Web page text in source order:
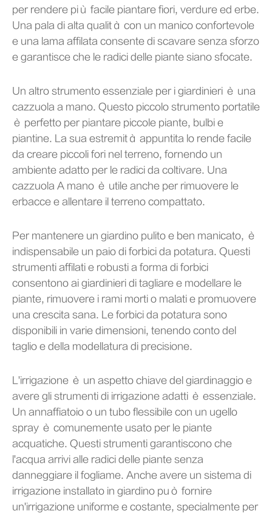
per rendere più facile piantare fiori, verdure ed erbe.
Una pala di alta qualità con un manico confortevole
e una lama affilata consente di scavare senza sforzo
e garantisce che le radici delle piante siano sfocate.
Un altro strumento essenziale per i giardinieri è una
cazzuola a mano. Questo piccolo strumento portatile
è perfetto per piantare piccole piante, bulbi e
piantine. La sua estremità appuntita lo rende facile
da creare piccoli fori nel terreno, fornendo un
ambiente adatto per le radici da coltivare. Una
cazzuola A mano è utile anche per rimuovere le
erbacce e allentare il terreno compattato.
Per mantenere un giardino pulito e ben manicato, è
indispensabile un paio di forbici da potatura. Questi
strumenti affilati e robusti a forma di forbici
consentono ai giardinieri di tagliare e modellare le
piante, rimuovere i rami morti o malati e promuovere
una crescita sana. Le forbici da potatura sono
disponibili in varie dimensioni, tenendo conto del
taglio e della modellatura di precisione.
L'irrigazione è un aspetto chiave del giardinaggio e
avere gli strumenti di irrigazione adatti è essenziale.
Un annaffiatoio o un tubo flessibile con un ugello
spray è comunemente usato per le piante
acquatiche. Questi strumenti garantiscono che
l'acqua arrivi alle radici delle piante senza
danneggiare il fogliame. Anche avere un sistema di
irrigazione installato in giardino può fornire
un'irrigazione uniforme e costante, specialmente per